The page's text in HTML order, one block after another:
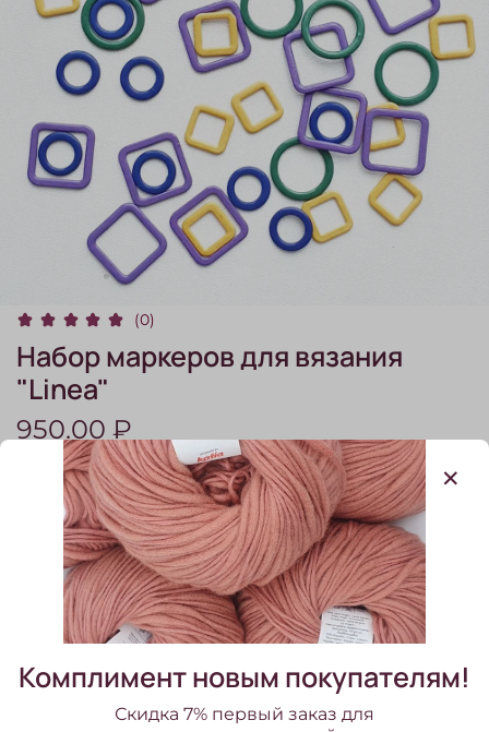
(0)
Набор маркеров для вязания
"Linea"
950.00 ₽
В наличии: 1 шт.
В корзину
В избранное
Добавить в сравнение
Набор маркеров для вязания "Linea"
Комплимент новым покупателям!
Скидка 7% первый заказ для